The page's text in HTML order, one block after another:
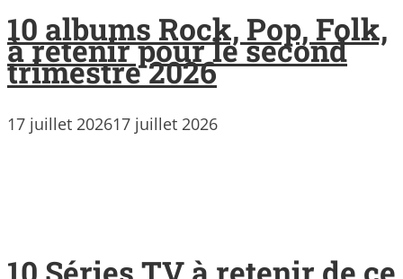
10 albums Rock, Pop, Folk,
à retenir pour le second
trimestre 2026
17 juillet 202617 juillet 2026